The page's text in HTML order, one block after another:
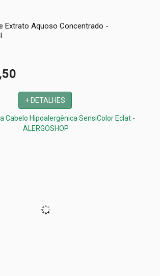
Extrato Aquoso Concentrado -
+ DETALHES